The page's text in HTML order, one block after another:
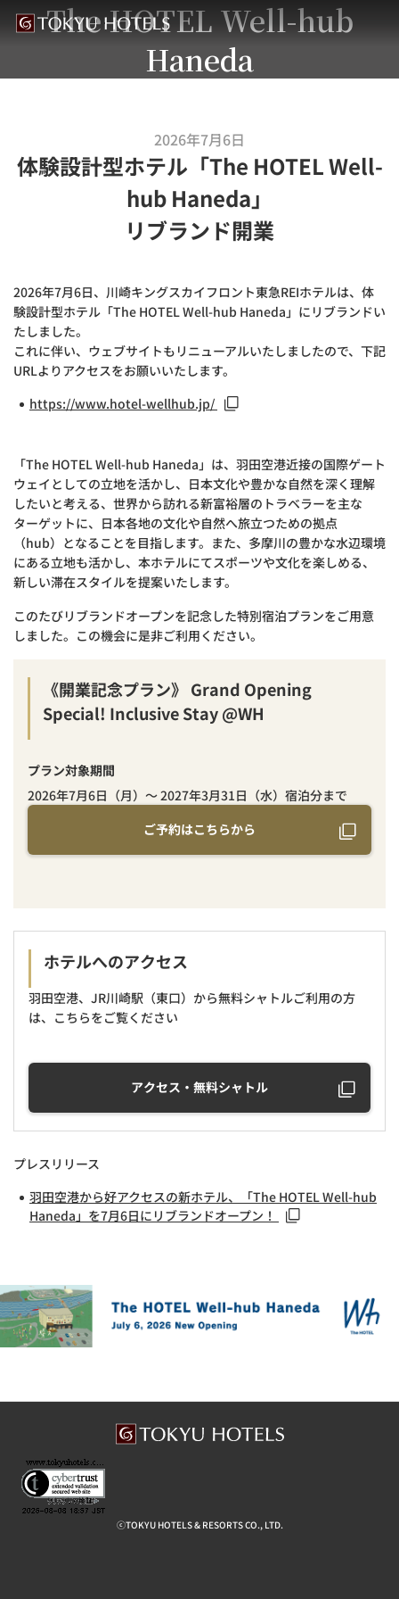
The HOTEL Well-hub
Haneda
2026年7月6日
体験設計型ホテル「The HOTEL Well-
hub Haneda」
リブランド開業
2026年7月6日、川崎キングスカイフロント東急REIホテルは、体
験設計型ホテル「The HOTEL Well-hub Haneda」にリブランドい
たしました。
これに伴い、ウェブサイトもリニューアルいたしましたので、下記
URLよりアクセスをお願いいたします。
https://www.hotel-wellhub.jp/
「The HOTEL Well-hub Haneda」は、⽻⽥空港近接の国際ゲート
ウェイとしての⽴地を活かし、日本⽂化や豊かな⾃然を深く理解
したいと考える、世界から訪れる新富裕層のトラベラーを主な
ターゲットに、日本各地の⽂化や⾃然へ旅⽴つための拠点
（hub）となることを目指します。また、多摩川の豊かな⽔辺環境
にある⽴地も活かし、本ホテルにてスポーツや⽂化を楽しめる、
新しい滞在スタイルを提案いたします。
このたびリブランドオープンを記念した特別宿泊プランをご用意
しました。この機会に是非ご利用ください。
《開業記念プラン》 Grand Opening
Special! Inclusive Stay @WH
プラン対象期間
2026年7月6日（月）～ 2027年3月31日（⽔）宿泊分まで
ご予約はこちらから
ホテルへのアクセス
羽田空港、JR川崎駅（東口）から無料シャトルご利用の方
は、こちらをご覧ください
アクセス・無料シャトル
プレスリリース
羽田空港から好アクセスの新ホテル、「The HOTEL Well-hub
Haneda」を7月6日にリブランドオープン！
ⓒTOKYU HOTELS & RESORTS CO., LTD.